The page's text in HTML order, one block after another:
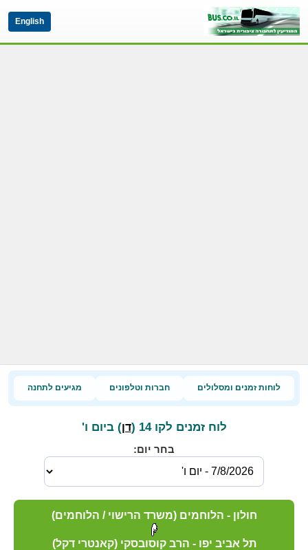
English
לוחות זמנים ומסלולים חברות וטלפונים מגיעים לתחנה
לוח זמנים לקו 14 ( דן) ביום ו'
בחר יום:
חולון - הלוחמים (משרד הרישוי / הלוחמים)
תל אביב יפו - הרב קוסובסקי (קאנטרי דקל)